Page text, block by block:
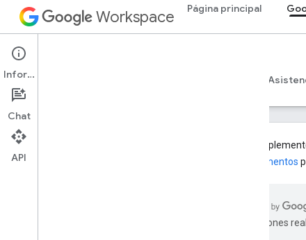
Workspace Página principal
Google Classroom
Descripción general
Los
complementos
traducciones
Información
Chat
API